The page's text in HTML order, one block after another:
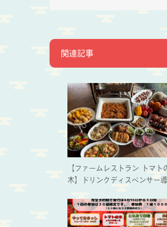
関連記事
【ファームレストラン トマト
木】ドリンクディスペンサー